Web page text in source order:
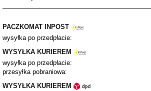
PACZKOMAT INPOST
wysyłka po przedpłacie:
WYSYŁKA KURIEREM
wysyłka po przedpłacie:
przesyłka pobraniowa:
WYSYŁKA KURIEREM